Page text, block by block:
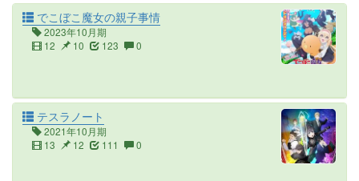
でこぼこ魔女の親子事情
2023年10月期
12
10 123 0
テスラノート
2021年10月期
13
12 111 0